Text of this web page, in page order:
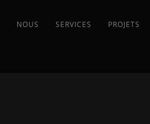
NOUS SERVICES PROJETS